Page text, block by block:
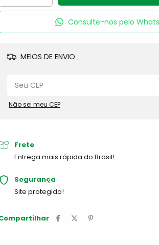
Consulte-nos pelo
MEIOS DE ENVIO
Não sei meu CEP
Frete
Entrega mais rápida do Brasil!
Segurança
Site protegido!